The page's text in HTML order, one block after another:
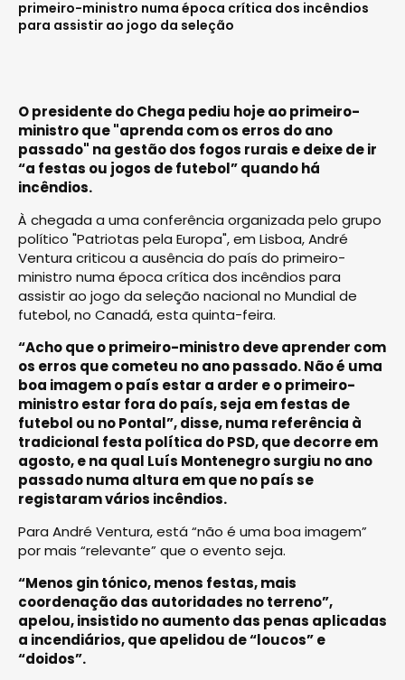
primeiro-ministro numa época crítica dos incêndios
para assistir ao jogo da seleção
O presidente do Chega pediu hoje ao primeiro-
ministro que "aprenda com os erros do ano
passado" na gestão dos fogos rurais e deixe de ir
“a festas ou jogos de futebol” quando há
incêndios.
À chegada a uma conferência organizada pelo grupo
político "Patriotas pela Europa", em Lisboa, André
Ventura criticou a ausência do país do primeiro-
ministro numa época crítica dos incêndios para
assistir ao jogo da seleção nacional no Mundial de
futebol, no Canadá, esta quinta-feira.
“Acho que o primeiro-ministro deve aprender com
os erros que cometeu no ano passado. Não é uma
boa imagem o país estar a arder e o primeiro-
ministro estar fora do país, seja em festas de
futebol ou no Pontal”, disse, numa referência à
tradicional festa política do PSD, que decorre em
agosto, e na qual Luís Montenegro surgiu no ano
passado numa altura em que no país se
registaram vários incêndios.
Para André Ventura, está “não é uma boa imagem”
por mais “relevante” que o evento seja.
“Menos gin tónico, menos festas, mais
coordenação das autoridades no terreno”,
apelou, insistido no aumento das penas aplicadas
a incendiários, que apelidou de “loucos” e
“doidos”.